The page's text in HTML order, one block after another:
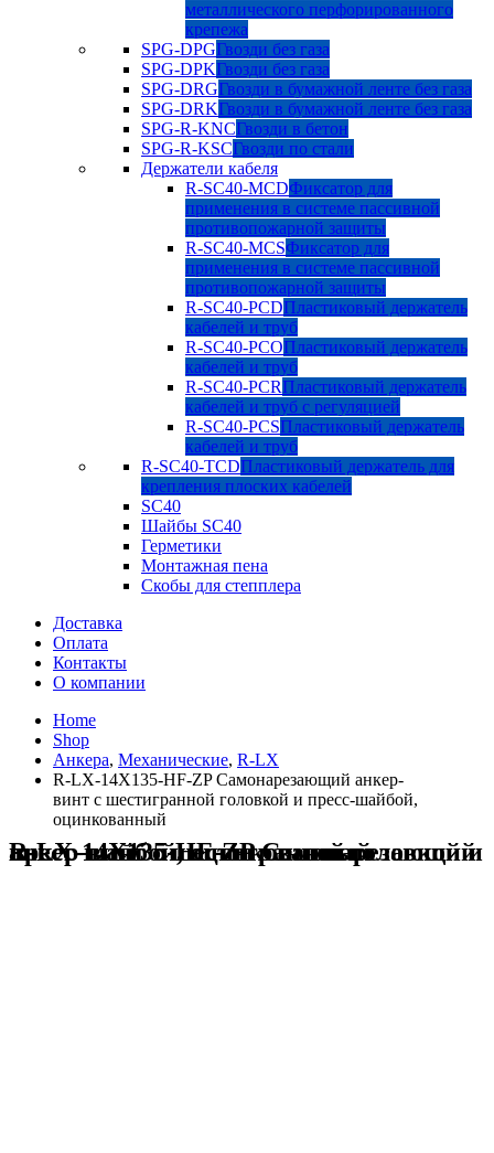
металлического перфорированного
крепежа
SPG-DPGГвозди без газа
SPG-DPKГвозди без газа
SPG-DRGГвозди в бумажной ленте без газа
SPG-DRKГвозди в бумажной ленте без газа
SPG-R-KNCГвозди в бетон
SPG-R-KSCГвозди по стали
Держатели кабеля
R-SC40-MCDФиксатор для
применения в системе пассивной
противопожарной защиты
R-SC40-MCSФиксатор для
применения в системе пассивной
противопожарной защиты
R-SC40-PCDПластиковый держатель
кабелей и труб
R-SC40-PCOПластиковый держатель
кабелей и труб
R-SC40-PCRПластиковый держатель
кабелей и труб с регуляцией
R-SC40-PCSПластиковый держатель
кабелей и труб
R-SC40-TCDПластиковый держатель для
крепления плоских кабелей
SC40
Шайбы SC40
Герметики
Монтажная пена
Скобы для степплера
Доставка
Оплата
Контакты
О компании
Home
Shop
Анкера, Механические, R-LX
R-LX-14X135-HF-ZP Самонарезающий анкер-
винт с шестигранной головкой и пресс-шайбой,
оцинкованный
R-LX-14X135-HF-ZP Самонарезающий анкер-винт с шестигранной головкой и пресс-шайбой, оцинкованный